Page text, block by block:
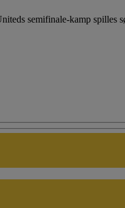
semifinale-kamp spilles